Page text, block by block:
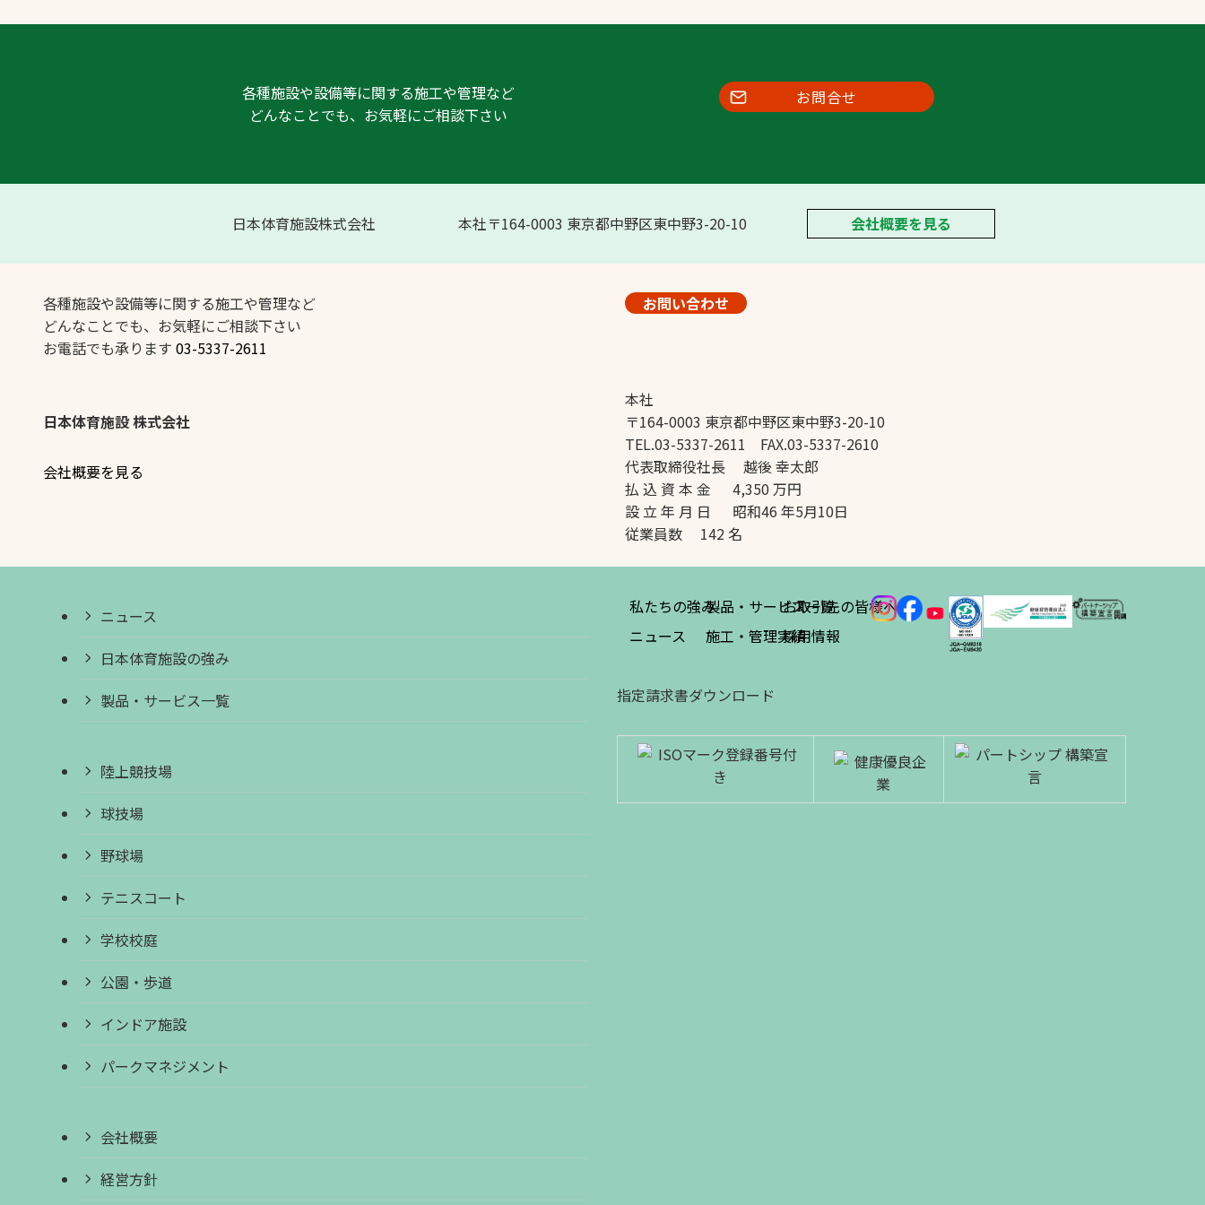
各種施設や設備等に関する施工や管理など
どんなことでも、お気軽にご相談下さい
お問合せ
日本体育施設株式会社 本社〒164-0003 東京都中野区東中野3-20-10 会社概要を見る
各種施設や設備等に関する施工や管理など
どんなことでも、お気軽にご相談下さい
お電話でも承ります 03-5337-2611
お問い合わせ
日本体育施設 株式会社
会社概要を見る
本社
〒164-0003 東京都中野区東中野3-20-10
TEL.03-5337-2611 FAX.03-5337-2610
代表取締役社長 越後 幸太郎
払 込 資 本 金 4,350 万円
設 立 年 月 日 昭和46 年5月10日
従業員数 142 名
ニュース
日本体育施設の強み
製品・サービス一覧
陸上競技場
球技場
野球場
テニスコート
学校校庭
公園・歩道
インドア施設
パークマネジメント
会社概要
経営方針
私たちの強み
ニュース
製品・サービス一覧
施工・管理実績
お取引先の皆様へ
採用情報
指定請求書ダウンロード